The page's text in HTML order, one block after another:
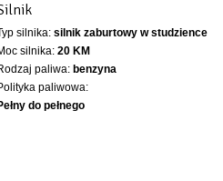
silnika: silnik zaburtowy w studzience
silnika: 20 KM
paliwa: benzyna
paliwowa:
do pełnego